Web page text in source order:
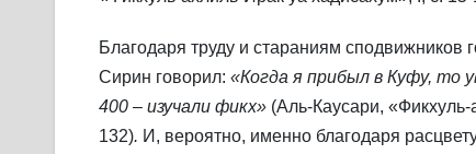
Благодаря труду и стараниям
Сирин говорил: «Когда я прибыл в Куфу, то
400 – изучали фикх» (Аль-Каусари,
132). И, вероятно, именно благодаря